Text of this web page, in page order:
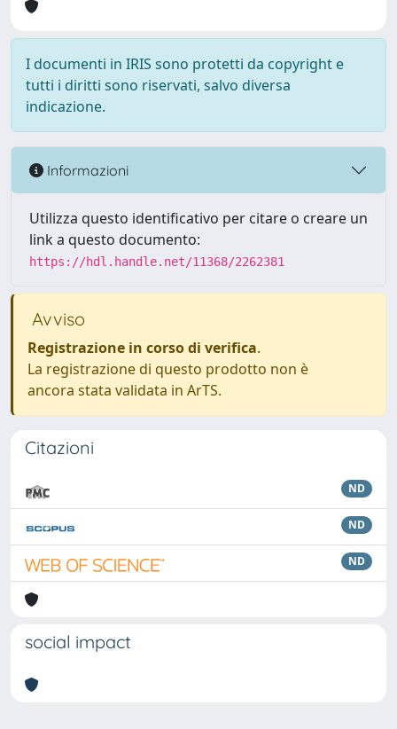
I documenti in IRIS sono protetti da copyright e
tutti i diritti sono riservati, salvo diversa
indicazione.
Informazioni
Utilizza questo identificativo per citare o creare un
link a questo documento:
https://hdl.handle.net/11368/2262381
Avviso
Registrazione in corso di verifica.
La registrazione di questo prodotto non è
ancora stata validata in ArTS.
Citazioni
ND
ND
ND
social impact